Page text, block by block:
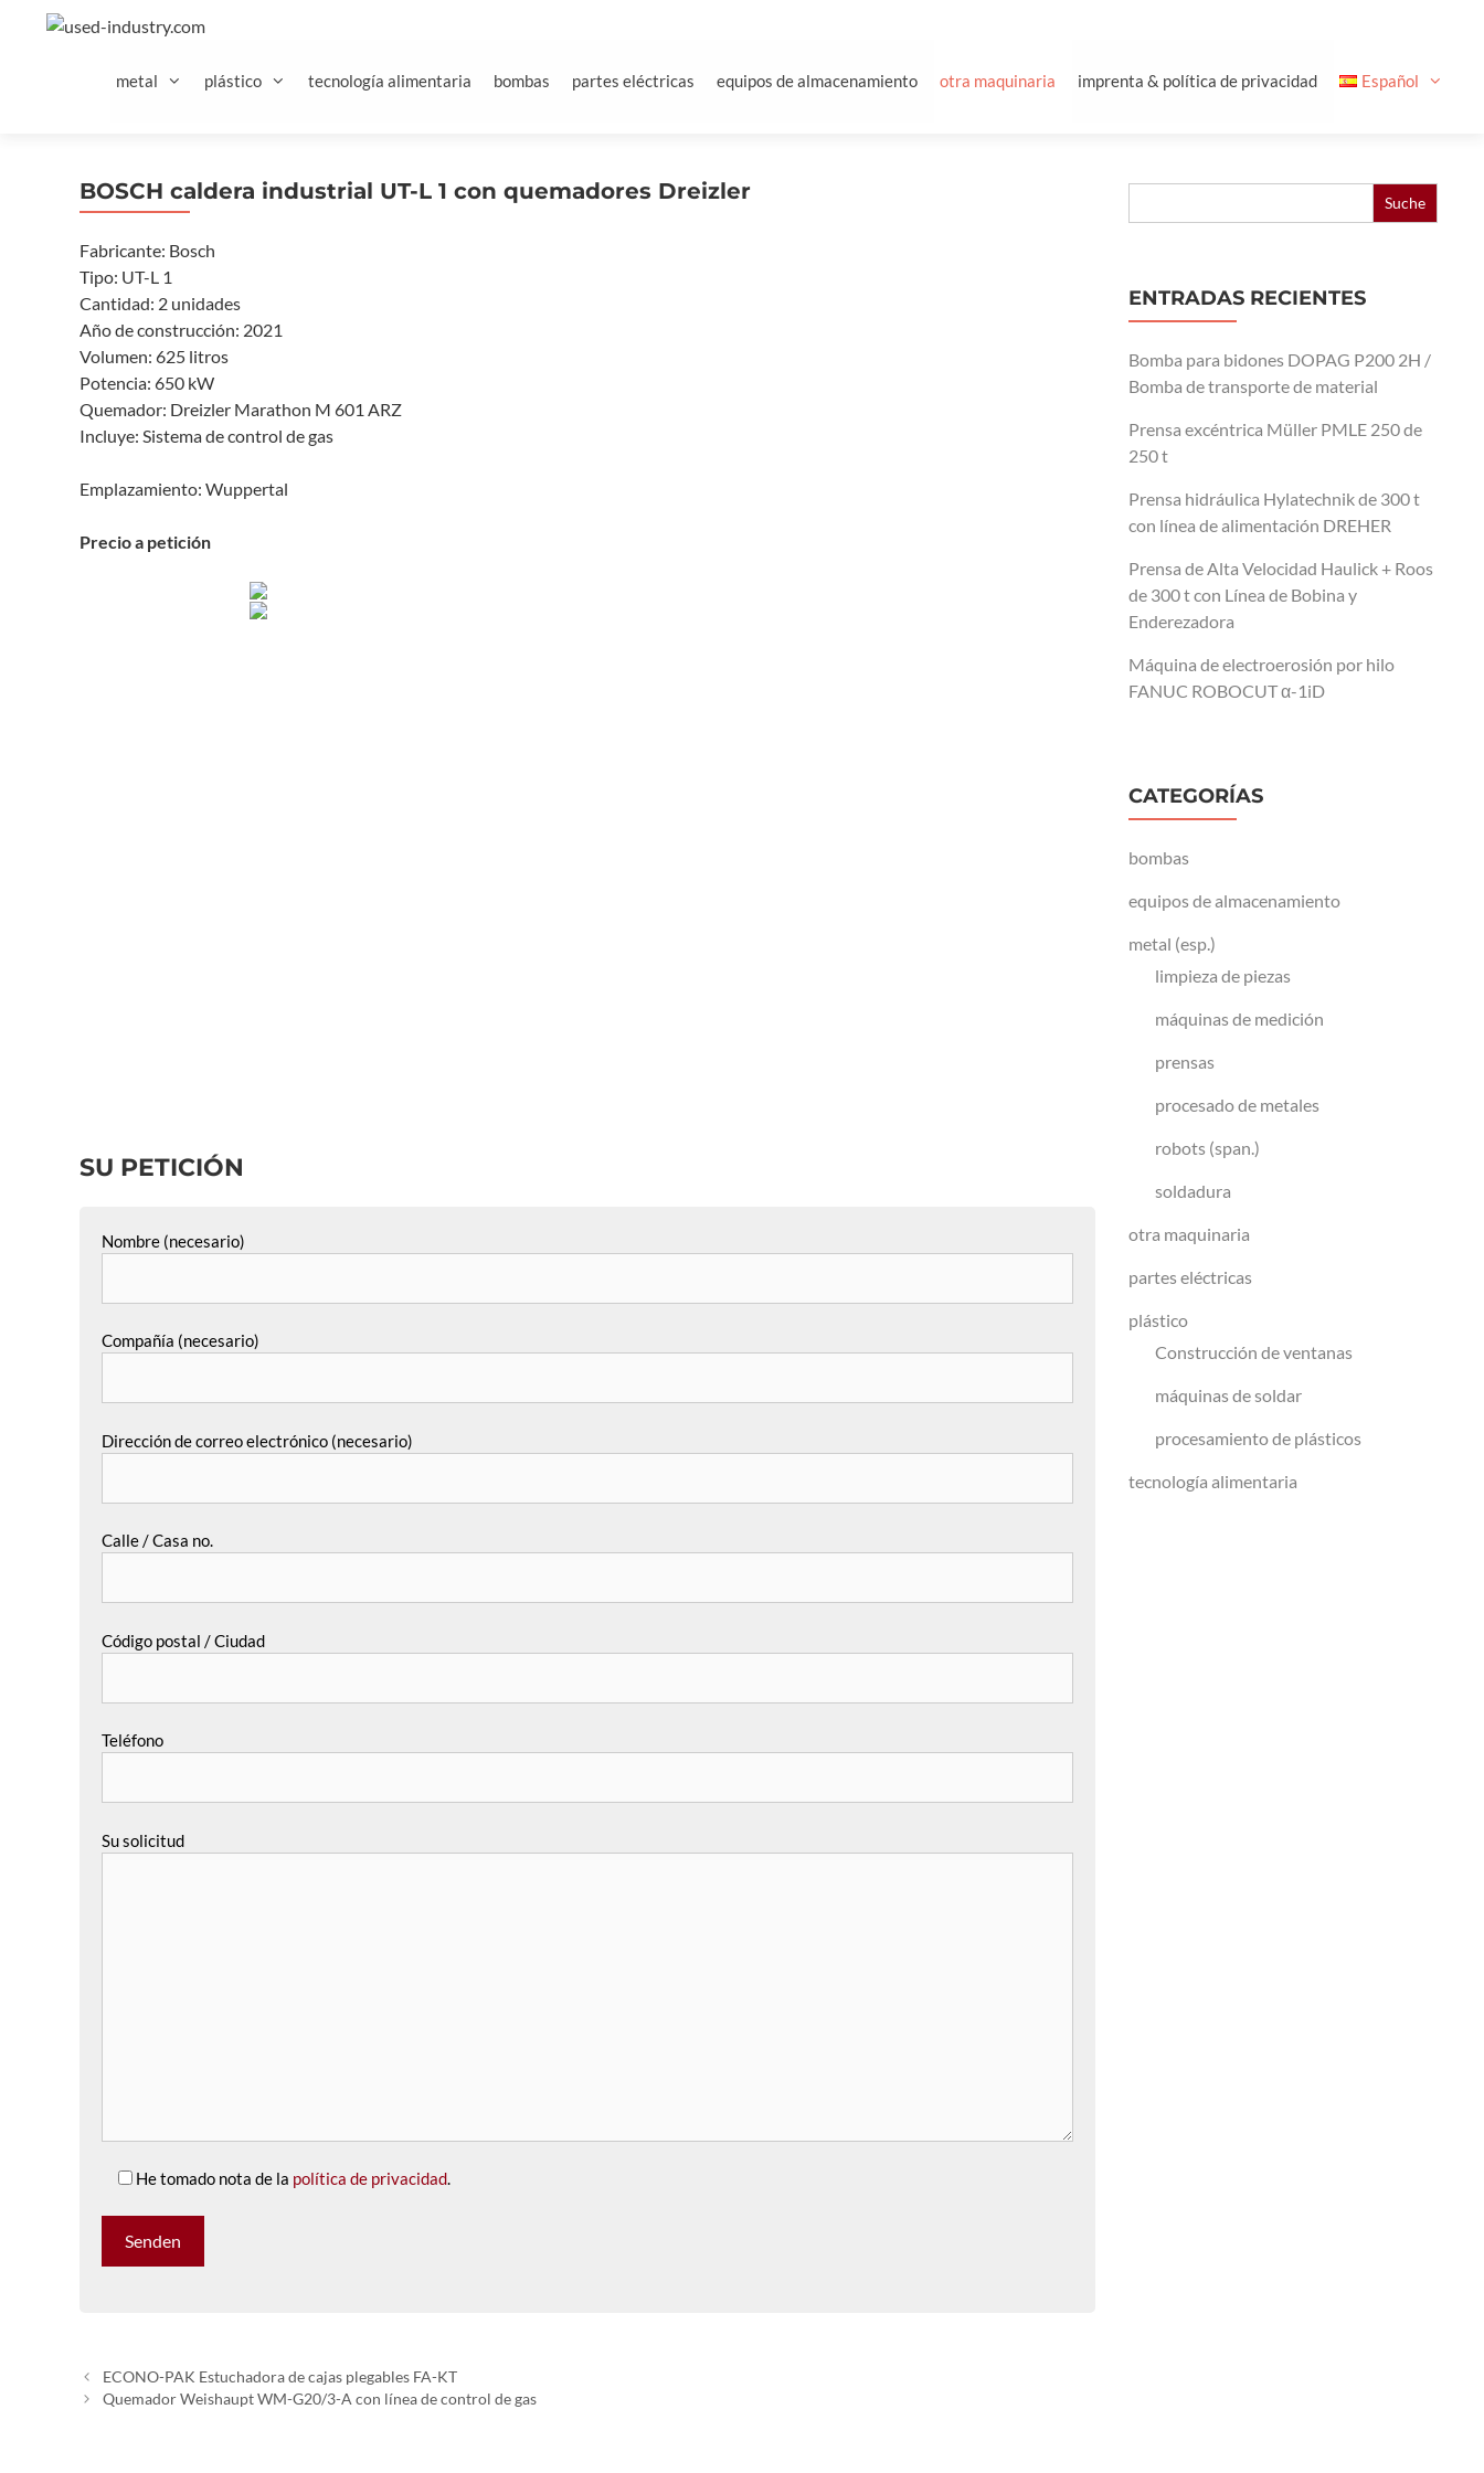
metal plástico tecnología alimentaria bombas partes eléctricas equipos de almacenamiento otra maquinaria imprenta & política de privacidad Español
BOSCH caldera industrial UT-L 1 con quemadores Dreizler
Fabricante: Bosch
Tipo: UT-L 1
Cantidad: 2 unidades
Año de construcción: 2021
Volumen: 625 litros
Potencia: 650 kW
Quemador: Dreizler Marathon M 601 ARZ
Incluye: Sistema de control de gas
Emplazamiento: Wuppertal
Precio a petición
SU PETICIÓN
Nombre (necesario)
Compañía (necesario)
Dirección de correo electrónico (necesario)
Calle / Casa no.
Código postal / Ciudad
Teléfono
Su solicitud
He tomado nota de la política de privacidad.
ECONO-PAK Estuchadora de cajas plegables FA-KT
Quemador Weishaupt WM-G20/3-A con línea de control de gas
Buscar:
ENTRADAS RECIENTES
Bomba para bidones DOPAG P200 2H /
Bomba de transporte de material
Prensa excéntrica Müller PMLE 250 de
250 t
Prensa hidráulica Hylatechnik de 300 t
con línea de alimentación DREHER
Prensa de Alta Velocidad Haulick + Roos
de 300 t con Línea de Bobina y
Enderezadora
Máquina de electroerosión por hilo
FANUC ROBOCUT α-1iD
CATEGORÍAS
bombas
equipos de almacenamiento
metal (esp.)
limpieza de piezas
máquinas de medición
prensas
procesado de metales
robots (span.)
soldadura
otra maquinaria
partes eléctricas
plástico
Construcción de ventanas
máquinas de soldar
procesamiento de plásticos
tecnología alimentaria